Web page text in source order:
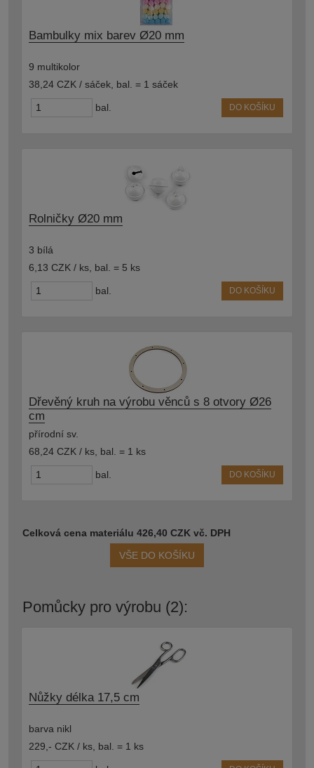
Bambulky mix barev Ø20 mm
9 multikolor
38,24 CZK / sáček bal. = 1 sáček
bal. DO KOŠÍKU
Rolničky Ø20 mm
3 bílá
6,13 CZK / ks bal. = 5 ks
bal. DO KOŠÍKU
Dřevěný kruh na výrobu věnců s 8 otvory Ø26
cm
přírodní sv.
68,24 CZK / ks bal. = 1 ks
bal. DO KOŠÍKU
Celková cena materiálu 426,40 CZK vč. DPH
VŠE DO KOŠÍKU
Pomůcky pro výrobu (2):
Nůžky délka 17,5 cm
barva nikl
229,- CZK / ks bal. = 1 ks